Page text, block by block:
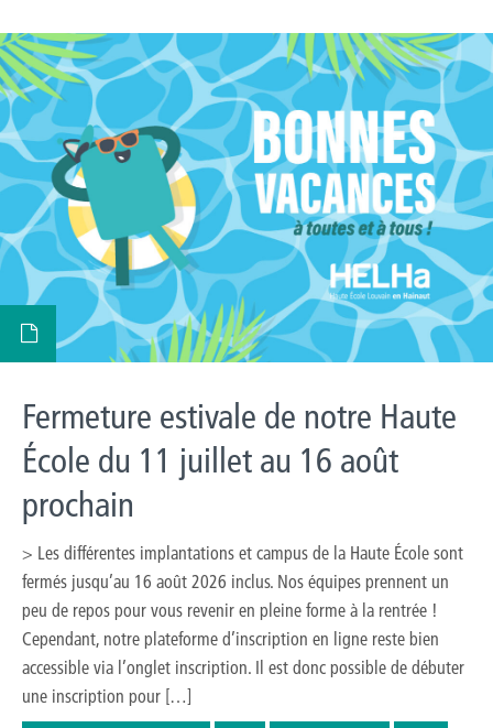
Fermeture estivale de notre Haute
École du 11 juillet au 16 août
prochain
> Les différentes implantations et campus de la Haute École sont
fermés jusqu’au 16 août 2026 inclus. Nos équipes prennent un
peu de repos pour vous revenir en pleine forme à la rentrée !
Cependant, notre plateforme d’inscription en ligne reste bien
accessible via l’onglet inscription. Il est donc possible de débuter
une inscription pour […]